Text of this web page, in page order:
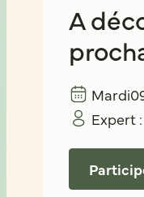
A
Mardi
Expert :